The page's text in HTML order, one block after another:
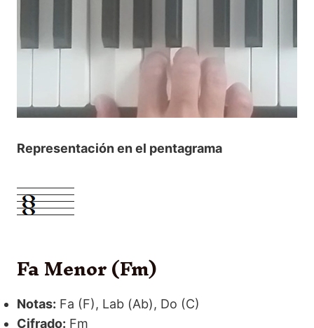
Representación en el pentagrama
Fa Menor (Fm)
Notas: Fa (F), Lab (Ab), Do (C)
Cifrado: Fm